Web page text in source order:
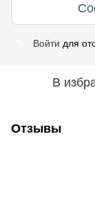
Войти для
В
Отзывы